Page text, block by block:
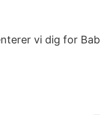
vi dig for